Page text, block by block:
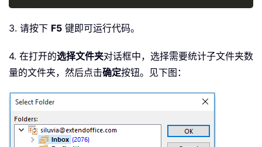
3. 请按下 F5 键即可运行代码。
4. 在打开的选择文件夹对话框中，选择需要统计子文件夹数
量的文件夹，然后点击确定按钮。见下图：